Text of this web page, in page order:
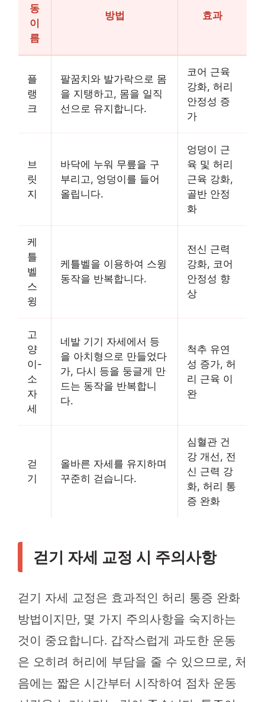
동
이
름
방법 효과
플
랭
크
팔꿈치와 발가락으로 몸
을 지탱하고, 몸을 일직
선으로 유지합니다.
코어 근육
강화, 허리
안정성 증
가
브
릿
지
바닥에 누워 무릎을 구
부리고, 엉덩이를 들어
올립니다.
엉덩이 근
육 및 허리
근육 강화,
골반 안정
화
케
틀
벨
스
윙
케틀벨을 이용하여 스윙
동작을 반복합니다.
전신 근력
강화, 코어
안정성 향
상
고
양
이-
소
자
세
네발 기기 자세에서 등
을 아치형으로 만들었다
가, 다시 등을 둥글게 만
드는 동작을 반복합니
다.
척추 유연
성 증가, 허
리 근육 이
완
걷
기
올바른 자세를 유지하며
꾸준히 걷습니다.
심혈관 건
강 개선, 전
신 근력 강
화, 허리 통
증 완화
걷기 자세 교정 시 주의사항
걷기 자세 교정은 효과적인 허리 통증 완화
방법이지만, 몇 가지 주의사항을 숙지하는
것이 중요합니다. 갑작스럽게 과도한 운동
은 오히려 허리에 부담을 줄 수 있으므로, 처
음에는 짧은 시간부터 시작하여 점차 운동